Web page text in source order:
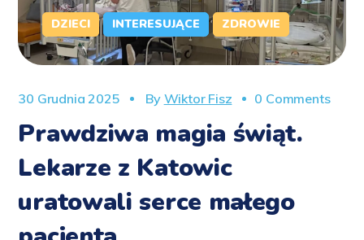
DZIECI INTERESUJĄCE ZDROWIE
30 Grudnia 2025 By Wiktor Fisz 0 Comments
Prawdziwa magia świąt.
Lekarze z Katowic
uratowali serce małego